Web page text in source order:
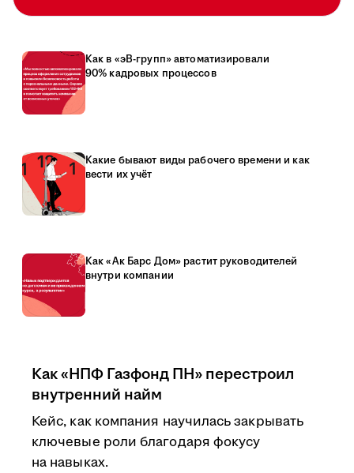
Как в «эВ-групп» автоматизировали
90% кадровых процессов
Какие бывают виды рабочего времени и как
вести их учёт
Как «Ак Барс Дом» растит руководителей
внутри компании
Как «НПФ Газфонд ПН» перестроил
внутренний найм
Кейс, как компания научилась закрывать
ключевые роли благодаря фокусу
на навыках.